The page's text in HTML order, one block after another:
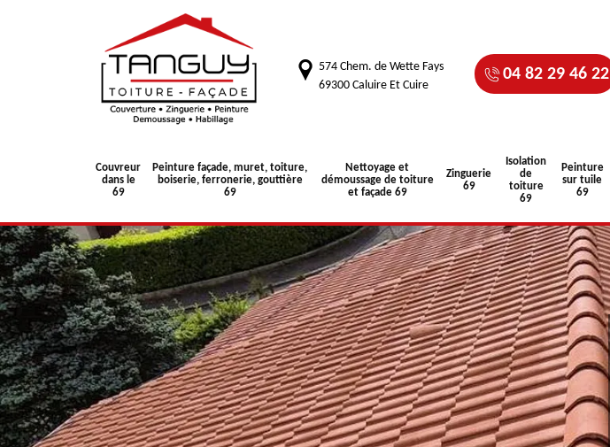
574 Chem. de Wette Fays
69300 Caluire Et Cuire
04 82 29 46 22
Couvreur
dans le
69
Peinture façade, muret, toiture,
boiserie, ferronerie, gouttière
69
Nettoyage et
démoussage de toiture
et façade 69
Zinguerie
69
Isolation
de
toiture
69
Peinture
sur tuile
69